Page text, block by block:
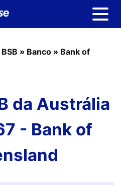
» Banco » Bank of
da Austrália
- Bank of